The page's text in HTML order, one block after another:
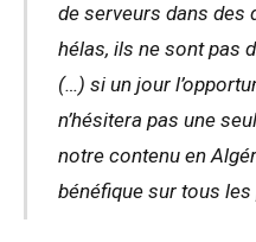
de serveurs dans des
hélas, ils ne sont pas
(…) si un jour
n’hésitera pas une
notre contenu en
bénéfique sur tous les